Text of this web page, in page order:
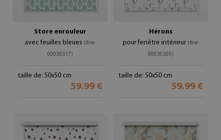
Store enrouleur
avec feuilles bleues (#rw-
00030317)
taille de: 50x50 cm
59.99 €
Hérons
pour fenêtre intérieur (#rw-
00030205)
taille de: 50x50 cm
59.99 €